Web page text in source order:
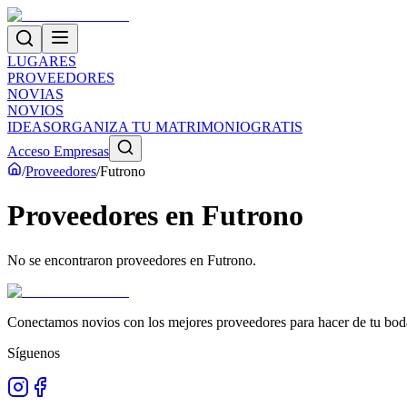
LUGARES
PROVEEDORES
NOVIAS
NOVIOS
IDEASORGANIZA TU MATRIMONIOGRATIS
Acceso Empresas
/Proveedores/Futrono
Proveedores en Futrono
No se encontraron proveedores en Futrono.
Conectamos novios con los mejores proveedores para hacer de tu
Síguenos